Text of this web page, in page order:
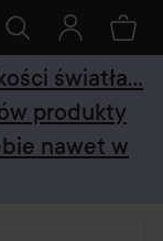
światła...
produkty
nawet w